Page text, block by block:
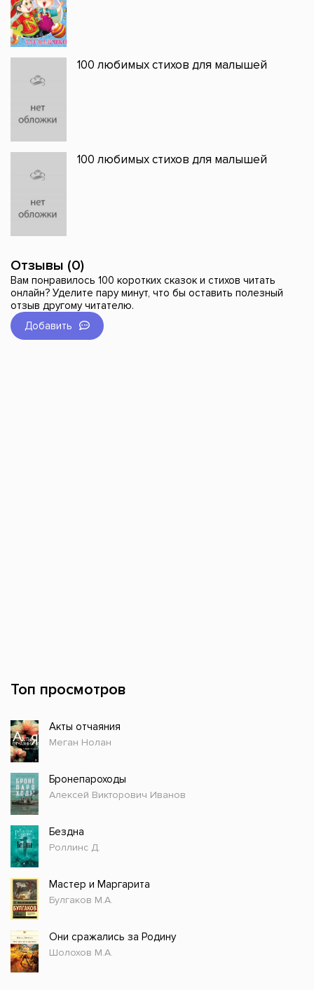
100 любимых стихов для малышей
100 любимых стихов для малышей
Отзывы (0)
Вам понравилось 100 коротких сказок и стихов читать
онлайн? Уделите пару минут, что бы оставить полезный
отзыв другому читателю.
Добавить
Топ просмотров
Акты отчаяния
Меган Нолан
Бронепароходы
Алексей Викторович Иванов
Бездна
Роллинс Д.
Мастер и Маргарита
Булгаков М.А.
Они сражались за Родину
Шолохов М.А.